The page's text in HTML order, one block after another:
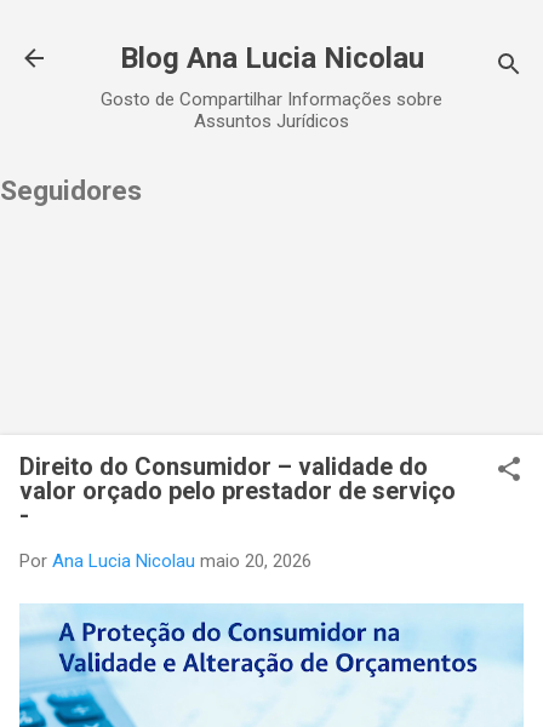
Blog Ana Lucia Nicolau
Gosto de Compartilhar Informações sobre
Assuntos Jurídicos
Seguidores
Direito do Consumidor – validade do
valor orçado pelo prestador de serviço
-
Por Ana Lucia Nicolau maio 20, 2026